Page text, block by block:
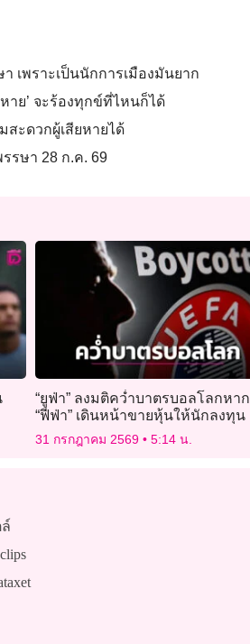
เพราะเป็นนักการเมืองมันยาก
าย’ จะร้องทุกข์ที่ไหนก็ได้
สะดวกผู้เสียหายได้
รษา 28 ก.ค. 69
“ยูฟ่า” ลงมติคว่ำบาตรบอลโลกหาก
“ฟีฟ่า” เดินหน้าขายหุ้นให้นักลงทุน
31 กรกฎาคม 2569 5:14 น.